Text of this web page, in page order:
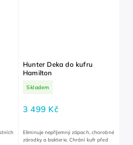
Hunter Deka do kufru
Hamilton
Skladem
3 499 Kč
Eliminuje nepříjemný zápach, chorobné
zárodky a bakterie. Chrání kufr před